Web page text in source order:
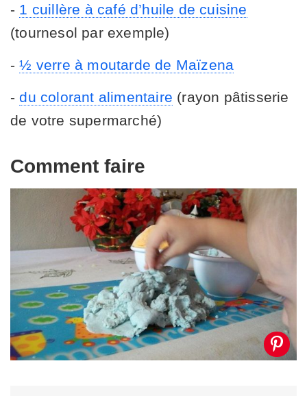
- 1 cuillère à café d’huile de cuisine
(tournesol par exemple)
-½ verre à moutarde de Maïzena
-du colorant alimentaire (rayon pâtisserie
de votre supermarché)
Comment faire